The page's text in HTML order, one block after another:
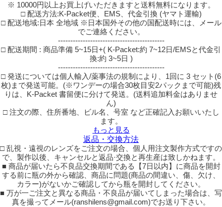
※ 10000円以上お買上げいただきますと送料無料になります。
□ 配送方法:K-Packet便、EMS、代金引換 (ヤマト運輸)
□ 配送地域:日本 全地域 ※日本国外その他の国配送時には、メール
でご連絡ください。
-------------------------------------------
□ 配送期間 : 商品準備 5~15日+( K-Packet:約 7~12日/EMSと代金引
換:約 3~5日 )
-------------------------------------------
□ 発送については個人輸入/薬事法の規制により、1回に 3 セット(6
枚)まで発送可能。(※ワンデーの場合30枚目安2パックまで可能)残
りは、K-Packet 書留便に分けて発送。(送料追加料金はありませ
ん)
□ 注文の際、住所番地、ビル名、号室 など正確記入お願いいたし
ます。
もっと見る
返品・交換方法
□ 乱視・遠視のレンズをご注文の場合、個人用注文製作方式ですの
で、製作以後、キャンセルと返品·交換と再生産は致しかねます。
■ 商品が届いたら不良品交換期間である【7日以内】に商品を開封
する前に瓶の外から確認、商品に問題(商品の間違い、傷、欠け、
カラー)がないかご確認してから瓶を開封してください。
■ 万が一ご注文と異なる商品・不良品が届いてしまった場合は、写
真を撮ってメール(ranshilens@gmail.com)でお送り下さい。